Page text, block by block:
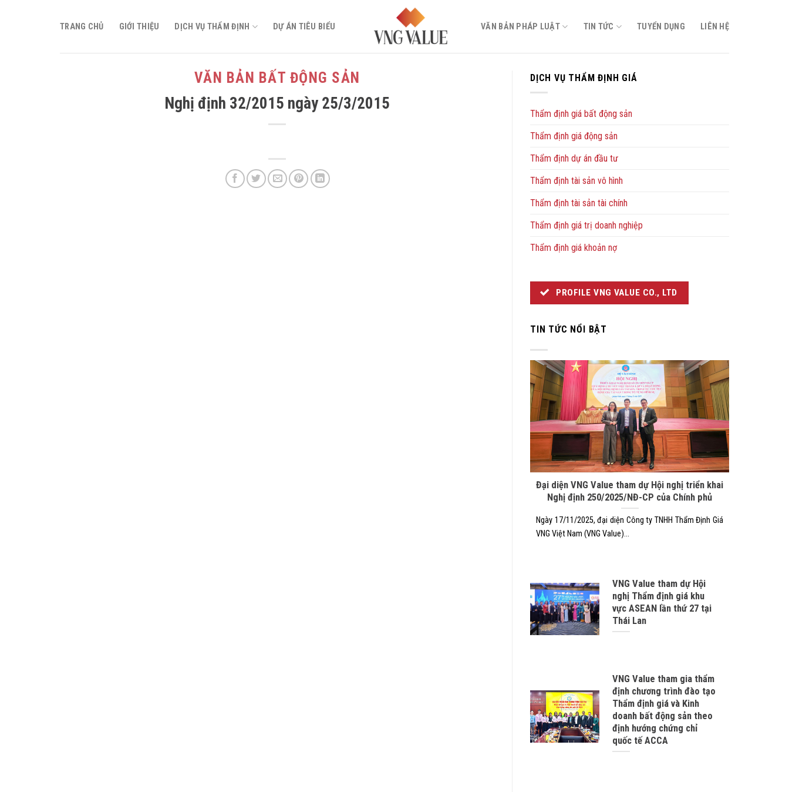
TRANG CHỦ GIỚI THIỆU DỊCH VỤ THẨM ĐỊNH DỰ ÁN TIÊU BIỂU VĂN BẢN PHÁP LUẬT TIN TỨC TUYỂN DỤNG LIÊN HỆ
VĂN BẢN BẤT ĐỘNG SẢN
Nghị định 32/2015 ngày 25/3/2015
DỊCH VỤ THẨM ĐỊNH GIÁ
Thẩm định giá bất động sản
Thẩm định giá động sản
Thẩm định dự án đầu tư
Thẩm định tài sản vô hình
Thẩm định tài sản tài chính
Thẩm định giá trị doanh nghiệp
Thẩm định giá khoản nợ
PROFILE VNG VALUE CO., LTD
TIN TỨC NỔI BẬT
Đại diện VNG Value tham dự Hội nghị triển khai
Nghị định 250/2025/NĐ-CP của Chính phủ
Ngày 17/11/2025, đại diện Công ty TNHH Thẩm Định Giá
VNG Việt Nam (VNG Value)...
VNG Value tham dự Hội
nghị Thẩm định giá khu
vực ASEAN lần thứ 27 tại
Thái Lan
VNG Value tham gia thẩm
định chương trình đào tạo
Thẩm định giá và Kinh
doanh bất động sản theo
định hướng chứng chỉ
quốc tế ACCA